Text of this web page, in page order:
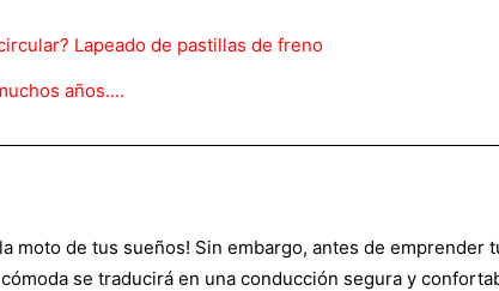
Lapeado de pastillas de freno
años....
moto de tus sueños! Sin embargo, antes de
se traducirá en una conducción segura y